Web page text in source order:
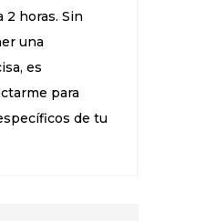
2 horas. Sin
una
es
para
de tu